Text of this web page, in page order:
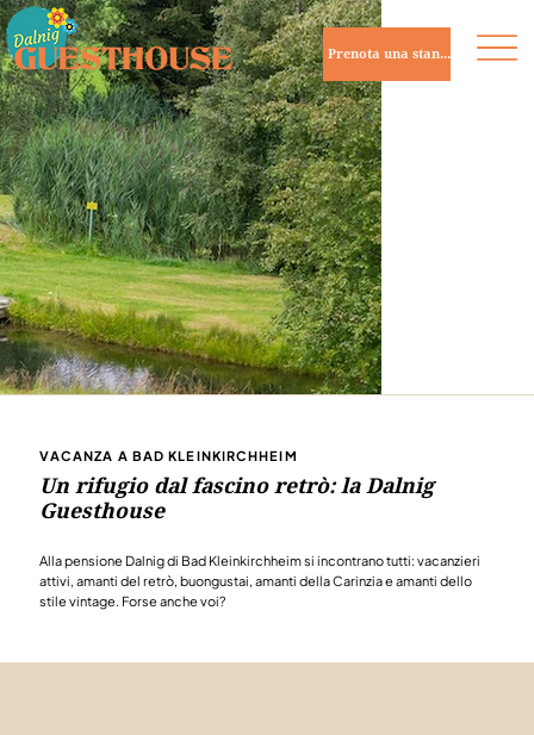
VACANZA A BAD KLEINKIRCHHEIM
Un rifugio dal fascino retrò: la Dalnig
Guesthouse
Alla pensione Dalnig di Bad Kleinkirchheim si incontrano tutti: vacanzieri
attivi, amanti del retrò, buongustai, amanti della Carinzia e amanti dello
stile vintage. Forse anche voi?
Prenota una stanza